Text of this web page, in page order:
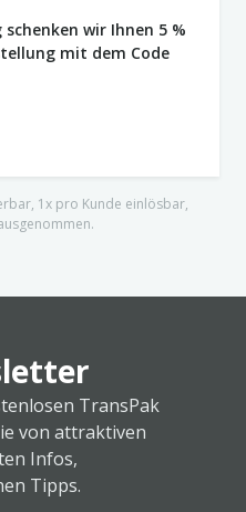
wir Ihnen 5 %
mit dem Code
1x pro Kunde einlösbar,
TransPak
von attraktiven
Infos,
Tipps.